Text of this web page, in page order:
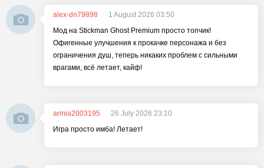
alex-dn79898
1 August 2026 03:50
Мод на Stickman Ghost Premium просто топчик!
Офигенные улучшения к прокачке персонажа и без
ограничения душ, теперь никаких проблем с сильными
врагами, всё летает, кайф!
armia2003195
26 July 2026 23:10
Игра просто имба! Летает!